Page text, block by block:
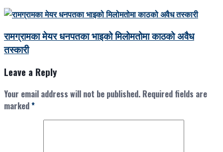
रामग्रामका मेयर धनपतका भाइको मिलोमतोमा काठको अवैध
तस्कारी
Leave a Reply
Your email address will not be published. Required fields are
marked*